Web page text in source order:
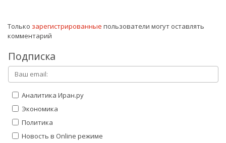
Только зарегистрированные пользователи могут оставлять
комментарий
Подписка
Аналитика Иран.ру
Экономика
Политика
Новость в Online режиме